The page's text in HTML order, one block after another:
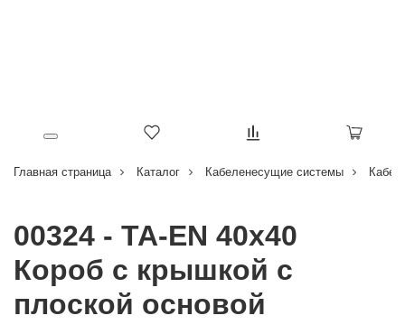
Главная страница Каталог Кабеленесущие системы
00324 - TA-EN 40x40
Короб с крышкой с
плоской основой